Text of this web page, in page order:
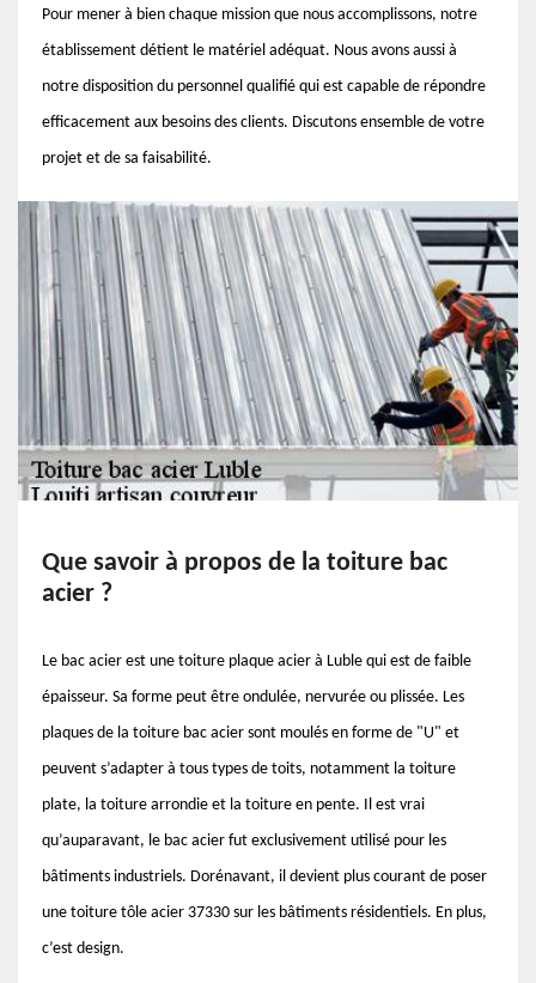
Pour mener à bien chaque mission que nous accomplissons, notre
établissement détient le matériel adéquat. Nous avons aussi à
notre disposition du personnel qualifié qui est capable de répondre
efficacement aux besoins des clients. Discutons ensemble de votre
projet et de sa faisabilité.
Que savoir à propos de la toiture bac
acier ?
Le bac acier est une toiture plaque acier à Luble qui est de faible
épaisseur. Sa forme peut être ondulée, nervurée ou plissée. Les
plaques de la toiture bac acier sont moulés en forme de "U" et
peuvent s’adapter à tous types de toits, notamment la toiture
plate, la toiture arrondie et la toiture en pente. Il est vrai
qu’auparavant, le bac acier fut exclusivement utilisé pour les
bâtiments industriels. Dorénavant, il devient plus courant de poser
une toiture tôle acier 37330 sur les bâtiments résidentiels. En plus,
c’est design.